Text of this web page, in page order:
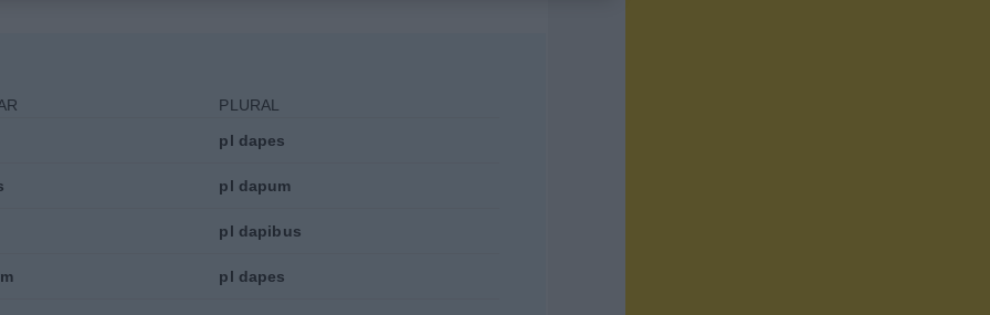
PLURAL
pl dapes
pl dapum
pl dapibus
pl dapes